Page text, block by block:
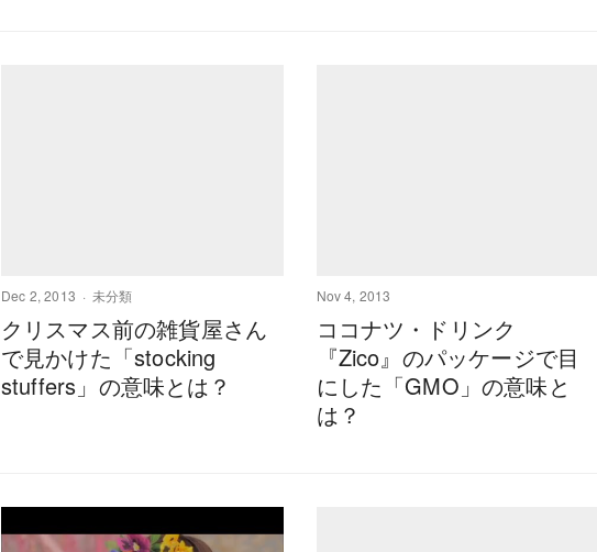
Dec 2, 2013 未分類
クリスマス前の雑貨屋さん
で見かけた「stocking
stuffers」の意味とは？
Nov 4, 2013
ココナツ・ドリンク
『Zico』のパッケージで目
にした「GMO」の意味と
は？